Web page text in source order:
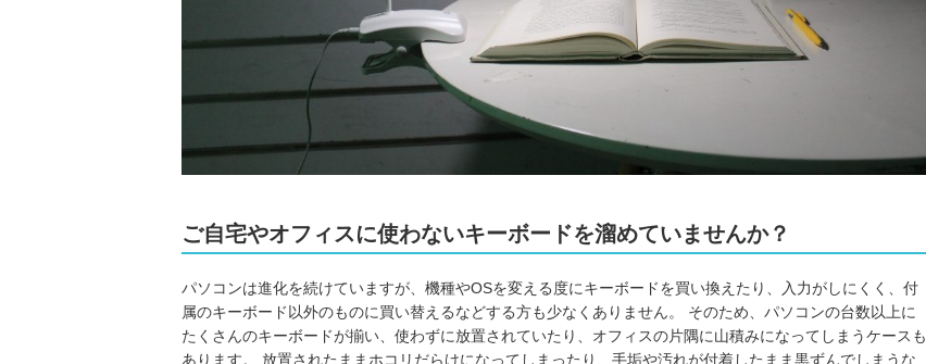
ご自宅やオフィスに使わないキーボードを溜めていませんか？
パソコンは進化を続けていますが、機種やOSを変える度にキーボードを買い換えたり、入力がしにくく、付
属のキーボード以外のものに買い替えるなどする方も少なくありません。 そのため、パソコンの台数以上に
たくさんのキーボードが揃い、使わずに放置されていたり、オフィスの片隅に山積みになってしまうケースも
あります。 放置されたままホコリだらけになってしまったり、手垢や汚れが付着したまま黒ずんでしまうな